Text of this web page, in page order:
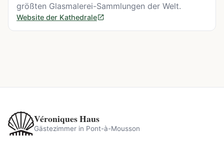
größten Glasmalerei-Sammlungen der Welt.
Website der Kathedrale
Véroniques Haus
Gästezimmer in Pont-à-Mousson